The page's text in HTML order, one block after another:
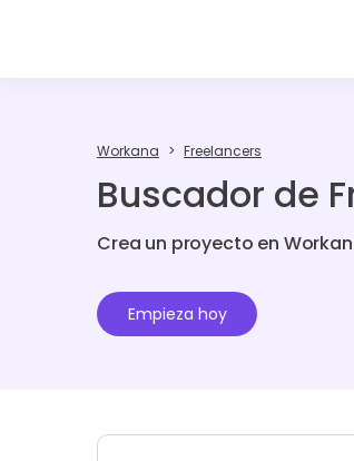
Workana Freelancers
Buscador de
Crea un proyecto en
Empieza hoy